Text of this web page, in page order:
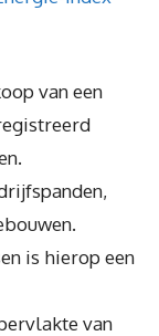
van een
is hierop een
van